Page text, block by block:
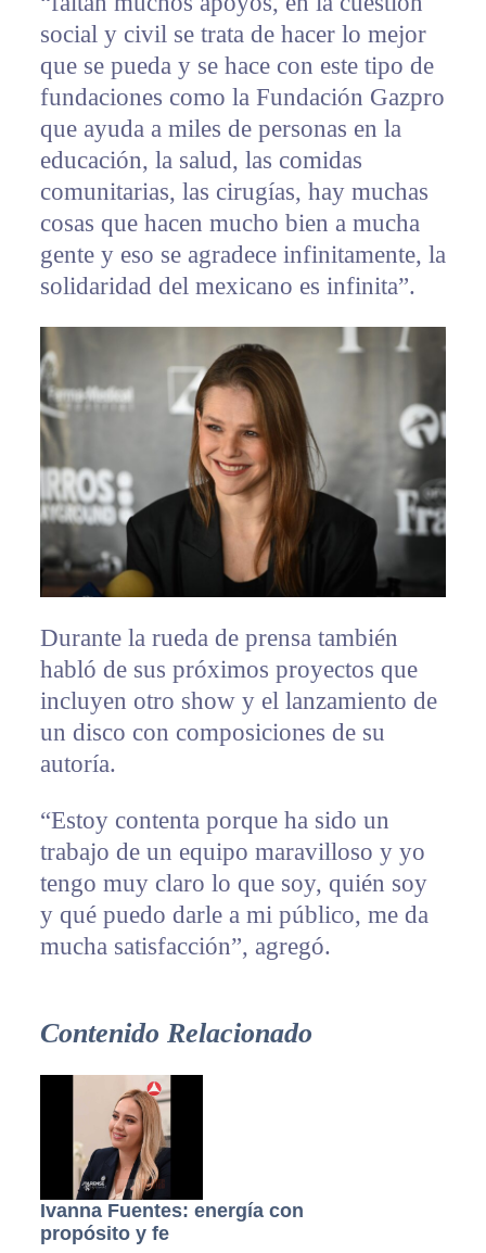
social y civil se trata de hacer lo mejor
que se pueda y se hace con este tipo de
fundaciones como la Fundación Gazpro
que ayuda a miles de personas en la
educación, la salud, las comidas
comunitarias, las cirugías, hay muchas
cosas que hacen mucho bien a mucha
gente y eso se agradece infinitamente, la
solidaridad del mexicano es infinita”.
Durante la rueda de prensa también
habló de sus próximos proyectos que
incluyen otro show y el lanzamiento de
un disco con composiciones de su
autoría.
“Estoy contenta porque ha sido un
trabajo de un equipo maravilloso y yo
tengo muy claro lo que soy, quién soy
y qué puedo darle a mi público, me da
mucha satisfacción”, agregó.
Contenido Relacionado
Ivanna Fuentes: energía con
propósito y fe